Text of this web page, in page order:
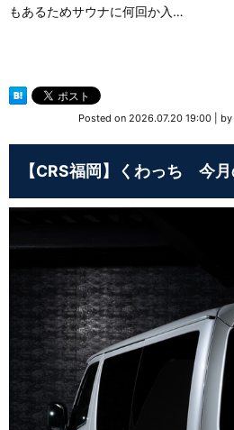
もあるためサウナに何回か入…
Posted on 2026.07.20 19:00 by
【CRS福岡】くわっち 今